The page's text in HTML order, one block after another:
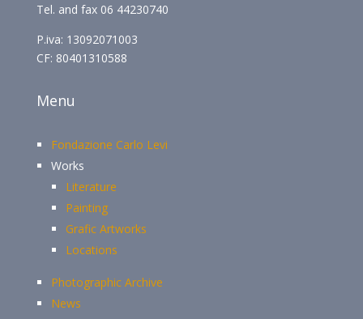
Tel. and fax 06 44230740
P.iva: 13092071003
CF: 80401310588
Menu
Fondazione Carlo Levi
Works
Literature
Painting
Grafic Artworks
Locations
Photographic Archive
News